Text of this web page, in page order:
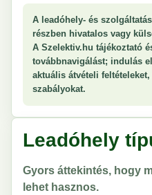
A leadóhely- és
részben hivatalos vagy
A Szelektiv.hu tájékoztató
továbbnavigálást; indulás
aktuális átvételi
szabályokat.
Leadóhely
Gyors áttekintés, hogy
lehet hasznos.